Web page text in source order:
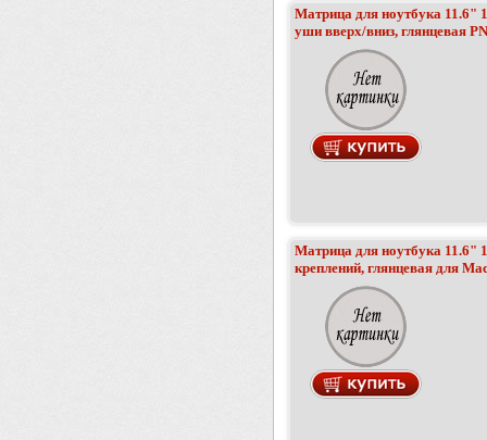
Матрица для ноутбука 11.6"
уши вверх/вниз, глянцевая
Матрица для ноутбука 11.6"
креплений, глянцевая для